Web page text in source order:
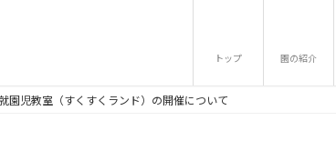
トップ 園の紹介
園児教室（すくすくランド）の開催について